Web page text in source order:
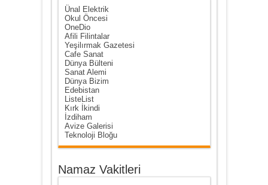
Ünal Elektrik
Okul Öncesi
OneDio
Afili Filintalar
Yeşilırmak Gazetesi
Cafe Sanat
Dünya Bülteni
Sanat Alemi
Dünya Bizim
Edebistan
ListeList
Kırk İkindi
İzdiham
Avize Galerisi
Teknoloji Bloğu
Namaz Vakitleri